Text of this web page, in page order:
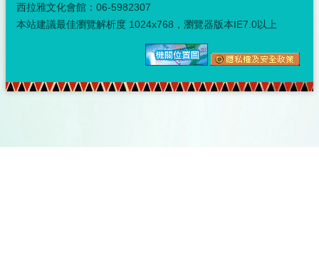
西拉雅文化會館：06-5982307
本站建議最佳瀏覽解析度 1024x768，瀏覽器版本IE7.0以上